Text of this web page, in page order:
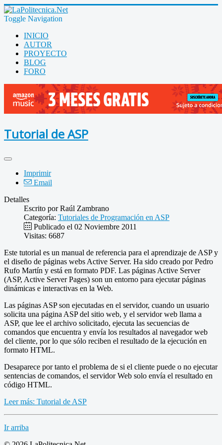
Toggle Navigation
INICIO
AUTOR
PROYECTO
BLOG
FORO
Tutorial de ASP
Imprimir
Email
Detalles
Escrito porRaúl Zambrano
Categoría: Tutoriales de Programación en ASP
Publicado el 02 Noviembre 2011
Visitas: 6687
Este tutorial es un manual de referencia para el aprendizaje de ASP y
el diseño de páginas webs Active Server. Ha sido creado por Pedro
Rufo Martín y está en formato PDF. Las páginas Active Server
(ASP, Active Server Pages) son un entorno para ejecutar páginas
dinámicas e interactivas en la Web.
Las páginas ASP son ejecutadas en el servidor, cuando un usuario
solicita una página ASP del sitio web, y el servidor web llama a
ASP, que lee el archivo solicitado, ejecuta las secuencias de
comandos que encuentra y envía los resultados al navegador web
del cliente, por lo que sólo reciben el resultado de la ejecución en
formato HTML.
Desaparece por tanto el problema de si el cliente puede o no ejecutar
sentencias de comandos, el servidor Web solo envía el resultado en
código HTML.
Leer más: Tutorial de ASP
Ir arriba